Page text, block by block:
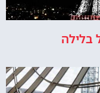
בלילה